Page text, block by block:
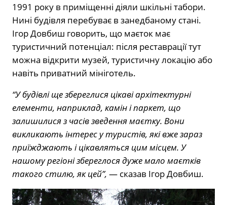
1991 року в приміщенні діяли шкільні табори.
Нині будівля перебуває в занедбаному стані.
Ігор Довбиш говорить, що маєток має
туристичний потенціал: після реставрації тут
можна відкрити музей, туристичну локацію або
навіть приватний мініготель.
“У будівлі ще збереглися цікаві архітектурні
елементи, наприклад, камін і паркет, що
залишилися з часів зведення маєтку. Вони
викликають інтерес у туристів, які вже зараз
приїжджають і цікавляться цим місцем. У
нашому регіоні збереглося дуже мало маєтків
такого стилю, як цей”, — сказав Ігор Довбиш.